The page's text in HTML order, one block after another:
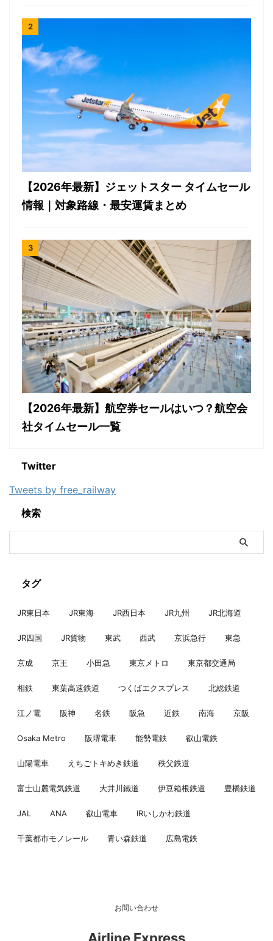
【2026年最新】ジェットスター タイムセール
情報｜対象路線・最安運賃まとめ
【2026年最新】航空券セールはいつ？航空会
社タイムセール一覧
Twitter
Tweets by free_railway
検索
タグ
JR東日本 JR東海 JR西日本 JR九州 JR北海道
JR四国 JR貨物 東武 西武 京浜急行 東急
京成 京王 小田急 東京メトロ 東京都交通局
相鉄 東葉高速鉄道 つくばエクスプレス 北総鉄道
江ノ電 阪神 名鉄 阪急 近鉄 南海 京阪
Osaka Metro 阪堺電車 能勢電鉄 叡山電鉄
山陽電車 えちごトキめき鉄道 秩父鉄道
富士山麓電気鉄道 大井川鐵道 伊豆箱根鉄道 豊橋鉄道
JAL ANA 叡山電車 IRいしかわ鉄道
千葉都市モノレール 青い森鉄道 広島電鉄
お問い合わせ
Airline Express